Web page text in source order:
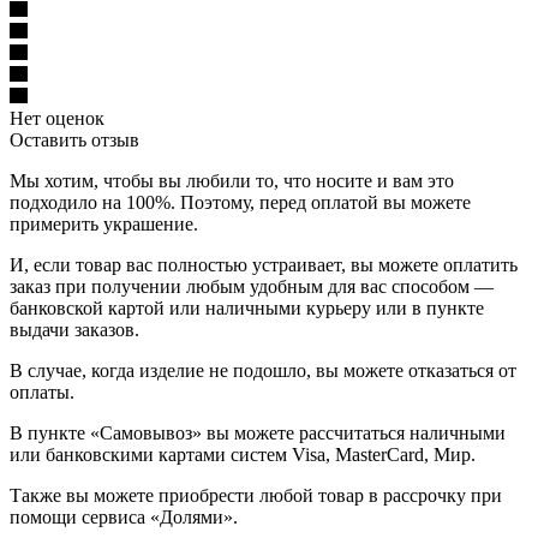
Нет оценок
Оставить отзыв
Мы хотим, чтобы вы любили то, что носите и вам это
подходило на 100%. Поэтому, перед оплатой вы можете
примерить украшение.
И, если товар вас полностью устраивает, вы можете оплатить
заказ при получении любым удобным для вас способом —
банковской картой или наличными курьеру или в пункте
выдачи заказов.
В случае, когда изделие не подошло, вы можете отказаться от
оплаты.
В пункте «Самовывоз» вы можете рассчитаться наличными
или банковскими картами систем Visa, MasterCard, Мир.
Также вы можете приобрести любой товар в рассрочку при
помощи сервиса «Долями».